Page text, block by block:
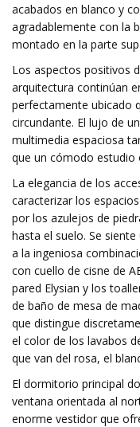
acabados en blanco y
agradablemente con la
montado en la parte
Los aspectos positivos
arquitectura continúan
perfectamente ubicado
circundante. El lujo de
multimedia espaciosa
que un cómodo estudio
La elegancia de los
caracterizar los
por los azulejos de
hasta el suelo. Se
a la ingeniosa
con cuello de cisne de
pared Elysian y los
de baño de mesa de
que distingue
el color de los lavabos
que van del rosa, el
El dormitorio principal
ventana orientada al
enorme vestidor que